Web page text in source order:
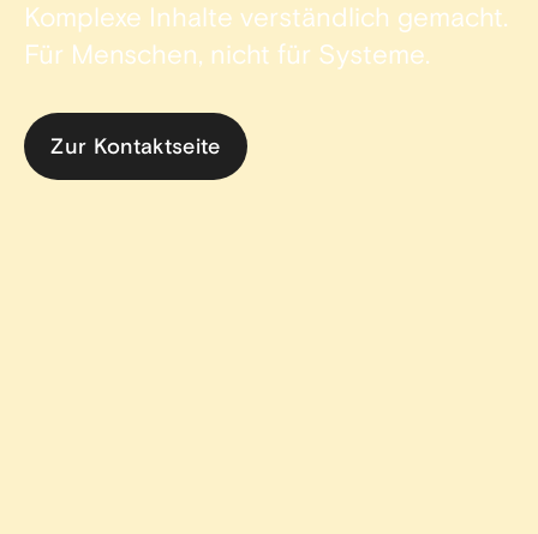
Komplexe Inhalte verständlich gemacht.
Für Menschen, nicht für Systeme.
Zur Kontaktseite